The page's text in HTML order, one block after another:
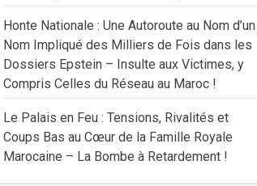
Honte Nationale : Une Autoroute au Nom d’un
Nom Impliqué des Milliers de Fois dans les
Dossiers Epstein – Insulte aux Victimes, y
Compris Celles du Réseau au Maroc !
Le Palais en Feu : Tensions, Rivalités et
Coups Bas au Cœur de la Famille Royale
Marocaine – La Bombe à Retardement !